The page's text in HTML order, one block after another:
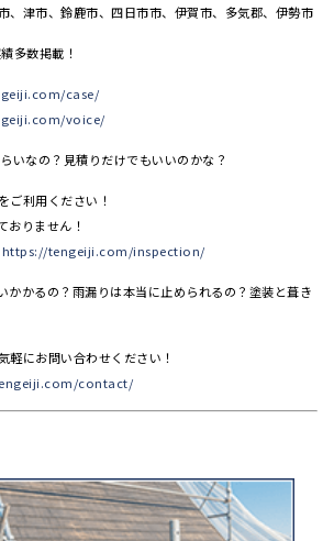
、津市、鈴鹿市、四日市市、伊賀市、多気郡、伊勢市
多数掲載！
case/
voice/
いなの？見積りだけでもいいのかな？
利用ください！
おりません！
https://tengeiji.com/inspection/
かるの？雨漏りは本当に止められるの？塗装と葺き
にお問い合わせください！
contact/